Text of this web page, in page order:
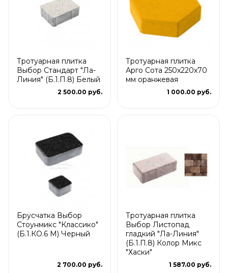
Тротуарная плитка
Выбор Стандарт "Ла-
Линия" (Б.1.П.8) Белый
2 500.00 руб.
Тротуарная плитка
Арго Сота 250x220x70
мм оранжевая
1 000.00 руб.
Брусчатка Выбор
Стоунмикс "Классико"
(Б.1.КО.6 М) Черный
2 700.00 руб.
Тротуарная плитка
Выбор Листопад
гладкий "Ла-Линия"
(Б.1.П.8) Колор Микс
"Хаски"
1 587.00 руб.